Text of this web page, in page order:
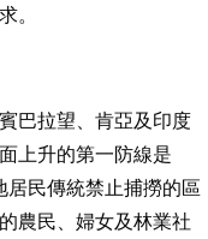
。
巴拉望、肯亞及印度
上升的第一防線是
民傳統禁止捕撈的區
農民、婦女及林業社